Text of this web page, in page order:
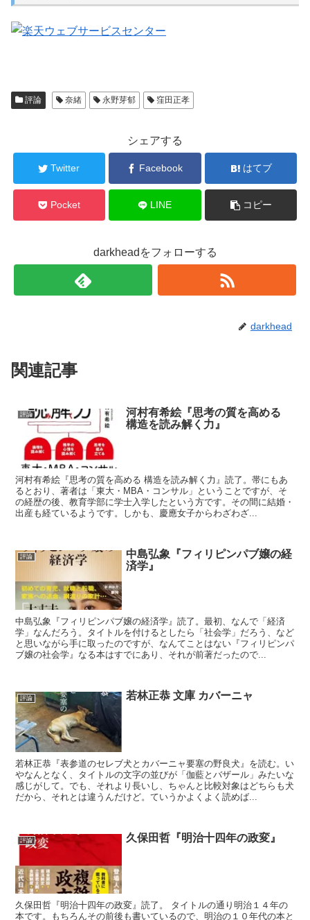
評論 奈緒 永野芽郁 窪田正孝
シェアする
Twitter Facebook はてブ
Pocket LINE コピー
darkheadをフォローする
darkhead
関連記事
評論
河村有希絵『思考の質を高める
構造を読み解く力』
河村有希絵『思考の質を高める 構造を読み解く力』読了。帯にもあ
るとおり、著者は「東大・MBA・コンサル」ということですが、そ
の経歴の後、教育学部に学士入学したという方です。その間に結婚・
出産も経ているようです。しかも、慶應女子からわざわざ...
評論
中島弘象『フィリピンパブ嬢の経
済学』
中島弘象『フィリピンパブ嬢の経済学』読了。最初、なんで「経済
学」なんだろう。タイトルを付けるとしたら「社会学」だろう、など
と思いながら手に取ったのですが、なんてことはない『フィリピンパ
ブ嬢の社会学』なる本はすでにあり、それが前著だったので...
評論 若林正恭 文庫 カバーニャ
若林正恭『表参道のセレブ犬とカバーニャ要塞の野良犬』を読む。い
やなんとなく、タイトルの文字の並びが「伽藍とバザール」みたいな
感じがして。でも、それより長いし、ちゃんと比較対象はどちらも犬
だから、それとは違うんだけど。ていうかよくよく読めば...
評論 久保田哲『明治十四年の政変』
久保田哲『明治十四年の政変』読了。 タイトルの通り明治１４年の
本です。もちろんその前後も書いているので、明治の１０年代の本と